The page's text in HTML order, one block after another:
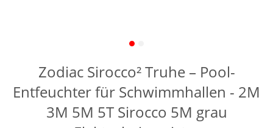
Zodiac Sirocco² Truhe – Pool-
Entfeuchter für Schwimmhallen - 2M
3M 5M 5T Sirocco 5M grau